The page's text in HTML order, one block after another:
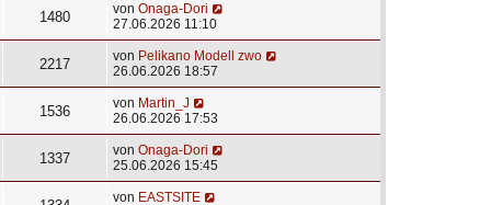
1480 von Onaga-Dori
27.06.2026 11:10
2217 von Pelikano Modell zwo
26.06.2026 18:57
1536 von Martin_J
26.06.2026 17:53
1337 von Onaga-Dori
25.06.2026 15:45
von EASTSITE